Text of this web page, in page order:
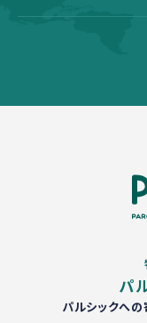
パ
パルシックへの